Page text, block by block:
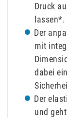
Druck
lassen*.
Der
mit
dabei
Der
und